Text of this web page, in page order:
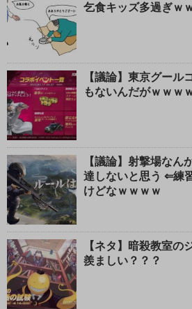
乞食キッズ多過ぎｗ
【議論】東京グール
もないんだがｗｗｗ
【議論】射撃場なん
達しないと思う ⇐練
けどなｗｗｗｗ
【ネタ】暗殺教室の
羨ましい？？？